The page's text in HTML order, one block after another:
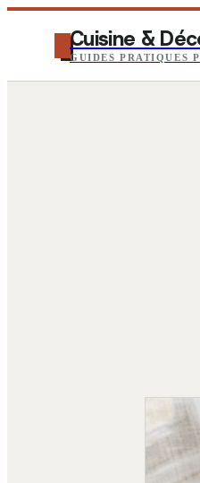
Cuisine &
GUIDES PRATIQUES